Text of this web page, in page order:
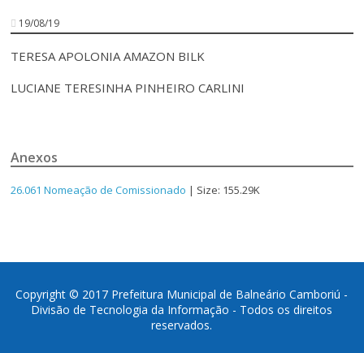
19/08/19
TERESA APOLONIA AMAZON BILK
LUCIANE TERESINHA PINHEIRO CARLINI
Anexos
26.061 Nomeação de Comissionado | Size: 155.29K
Copyright © 2017 Prefeitura Municipal de Balneário Camboriú -
Divisão de Tecnologia da Informação - Todos os direitos
reservados.